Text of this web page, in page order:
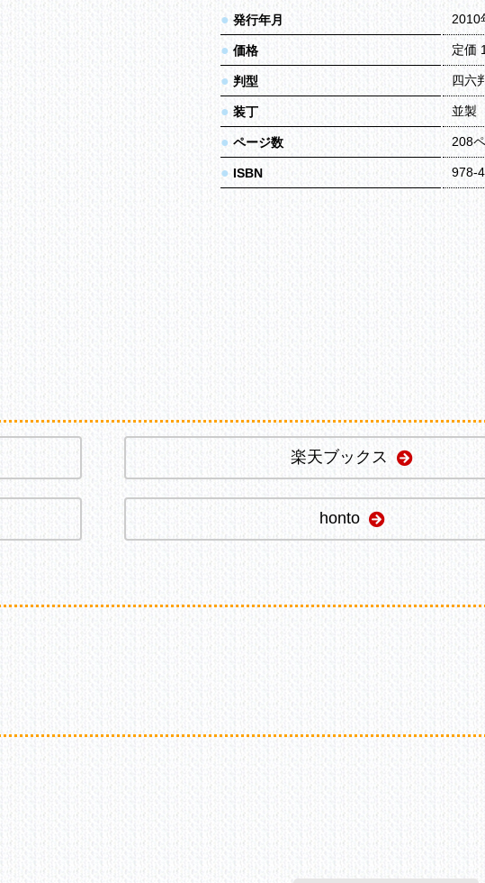
● 発行年月 2010
● 価格 定価
● 判型 四六
● 装丁 並製
● ページ数 208
● ISBN 978-
楽天ブックス
honto